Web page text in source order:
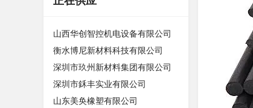
山西华创智控机电设备有限公司
衡水博尼新材料科技有限公司
深圳市玖州新材料集团有限公司
深圳市鉌丰实业有限公司
山东美奂橡塑有限公司